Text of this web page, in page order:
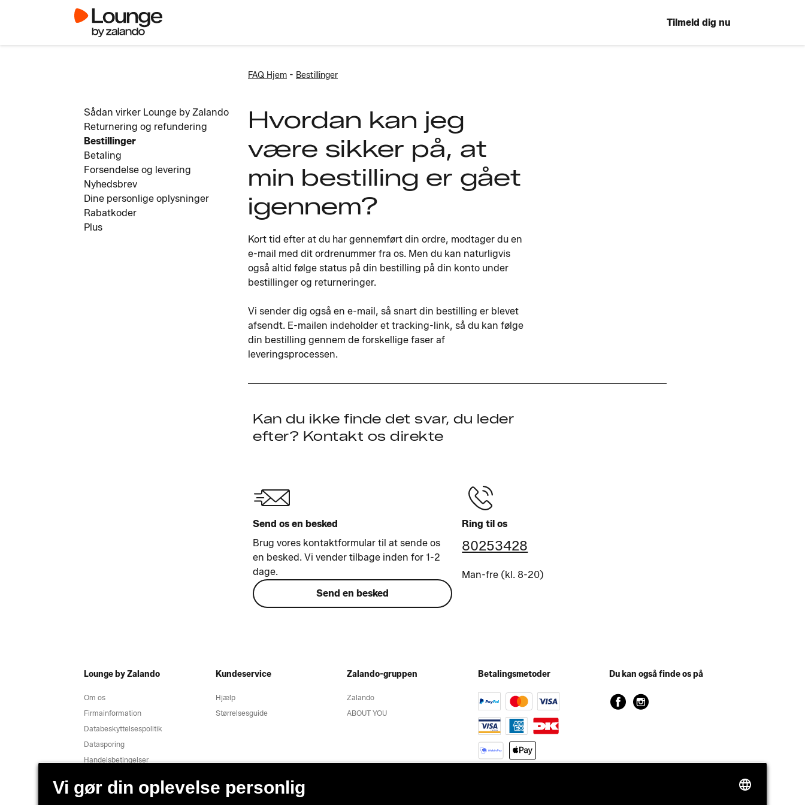
Tilmeld dig nu
FAQ Hjem - Bestillinger
Sådan virker Lounge by Zalando
Returnering og refundering
Bestillinger
Betaling
Forsendelse og levering
Nyhedsbrev
Dine personlige oplysninger
Rabatkoder
Plus
Hvordan kan jeg
være sikker på, at
min bestilling er gået
igennem?
Kort tid efter at du har gennemført din ordre, modtager du en
e-mail med dit ordrenummer fra os. Men du kan naturligvis
også altid følge status på din bestilling på din konto under
bestillinger og returneringer.
Vi sender dig også en e-mail, så snart din bestilling er blevet
afsendt. E-mailen indeholder et tracking-link, så du kan følge
din bestilling gennem de forskellige faser af
leveringsprocessen.
Kan du ikke finde det svar, du leder
efter? Kontakt os direkte
Send os en besked
Brug vores kontaktformular til at sende os
en besked. Vi vender tilbage inden for 1-2
dage.
Send en besked
Ring til os
80253428
Man-fre (kl. 8-20)
Lounge by Zalando
Om os
Firmainformation
Databeskyttelsespolitik
Datasporing
Handelsbetingelser
Jobs
Kundeservice
Hjælp
Størrelsesguide
Zalando-gruppen
Zalando
ABOUT YOU
Betalingsmetoder Du kan også finde os på